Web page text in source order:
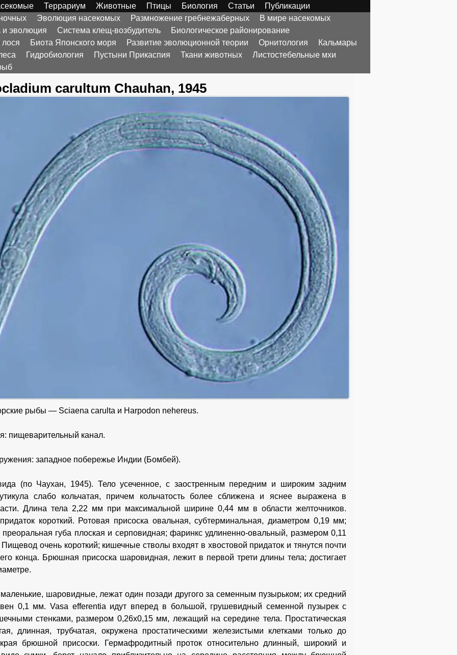
Террариум Животные Птицы Биология Статьи
Публикации
Эволюция насекомых Размножение гребнежаберных
В мире насекомых
и эволюция Система клещ-возбудитель
Биологическое районирование
Биота Японского моря Развитие эволюционной теории Орнитология
Кальмары
Гидробиология Пустыни Прикаспия Ткани животных
Листостебельные мхи
carultum Chauhan, 1945
рыбы — Sciaena carulta и Harpodon nehereus.
пищеварительный канал.
западное побережье Индии (Бомбей).
(по Чаухан, 1945). Тело усеченное, с заостренным передним и широким задним
слабо кольчатая, причем кольчатость более сближена и яснее выражена в
Длина тела 2,22 мм при максимальной ширине 0,44 мм в области желточников.
короткий. Ротовая присоска овальная, субтерминальная, диаметром 0,19 мм;
преоральная губа плоская и серповидная; фаринкс удлиненно-овальный, размером 0,11
очень короткий; кишечные стволы входят в хвостовой придаток и тянутся почти
конца. Брюшная присоска шаровидная, лежит в первой трети длины тела; достигает
шаровидные, лежат один позади другого за семенным пузырьком; их средний
0,1 мм. Vasa efferentia идут вперед в большой, грушевидный семенной пузырек с
стенками, размером 0,26x0,15 мм, лежащий на середине тела. Простатическая
длинная, трубчатая, окружена простатическими железистыми клетками только до
брюшной присоски. Гермафродитный проток относительно длинный, широкий и